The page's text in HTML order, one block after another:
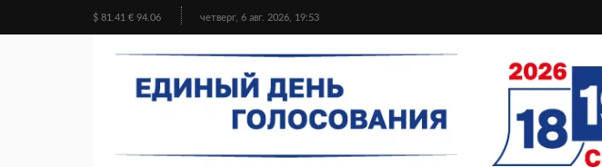
$ 81.41 € 94.06 четверг, 6 авг. 2026, 19:53